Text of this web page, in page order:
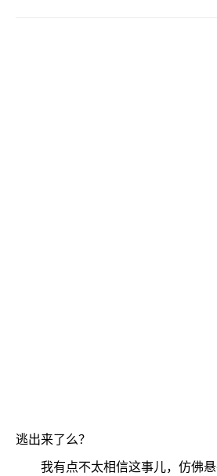
逃出来了么？
我有点不太相信这事儿，仿佛悬